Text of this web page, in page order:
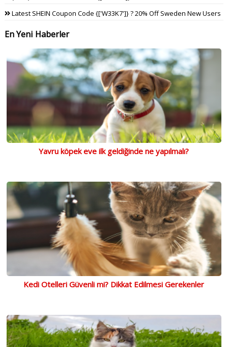
Latest SHEIN Coupon Code {['W33K7']} ? 20% Off Sweden New Users
En Yeni Haberler
Yavru köpek eve ilk geldiğinde ne yapılmalı?
Kedi Otelleri Güvenli mi? Dikkat Edilmesi Gerekenler